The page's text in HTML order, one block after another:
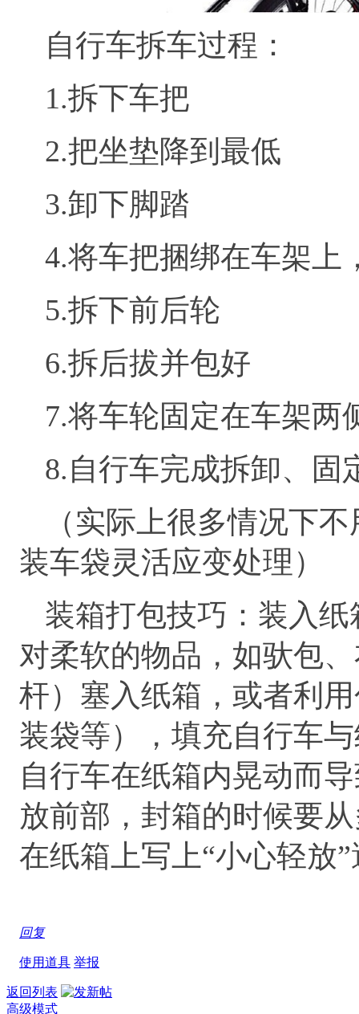
自行车拆车过程：
1.拆下车把
2.把坐垫降到最低
3.卸下脚踏
4.将车把捆绑在车架上
5.拆下前后轮
6.拆后拔并包好
7.将车轮固定在车架两
8.自行车完成拆卸、固
（实际上很多情况下
装车袋灵活应变处理）
装箱打包技巧：装入
对柔软的物品，如驮包
杆）塞入纸箱，或者利
装袋等），填充自行车
自行车在纸箱内晃动而
放前部，封箱的时候要
在纸箱上写上“小心轻放
回复
使用道具 举报
返回列表
高级模式